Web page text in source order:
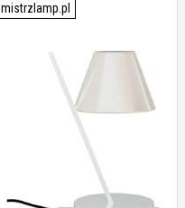
mistrzlamp.pl